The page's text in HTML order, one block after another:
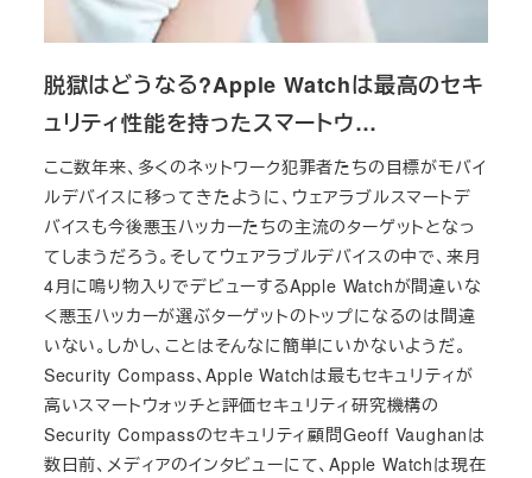
脱獄はどうなる?Apple Watchは最高のセキ
ュリティ性能を持ったスマートウ…
ここ数年来、多くのネットワーク犯罪者たちの目標がモバイ
ルデバイスに移ってきたように、ウェアラブルスマートデ
バイスも今後悪玉ハッカーたちの主流のターゲットとなっ
てしまうだろう。そしてウェアラブルデバイスの中で、来月
4月に鳴り物入りでデビューするApple Watchが間違いな
く悪玉ハッカーが選ぶターゲットのトップになるのは間違
いない。しかし、ことはそんなに簡単にいかないようだ。
Security Compass、Apple Watchは最もセキュリティが
高いスマートウォッチと評価セキュリティ研究機構の
Security Compassのセキュリティ顧問Geoff Vaughanは
数日前、メディアのインタビューにて、Apple Watchは現在